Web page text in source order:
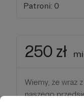
Patroni: 0
250 zł
Wiemy, że wraz
naszego